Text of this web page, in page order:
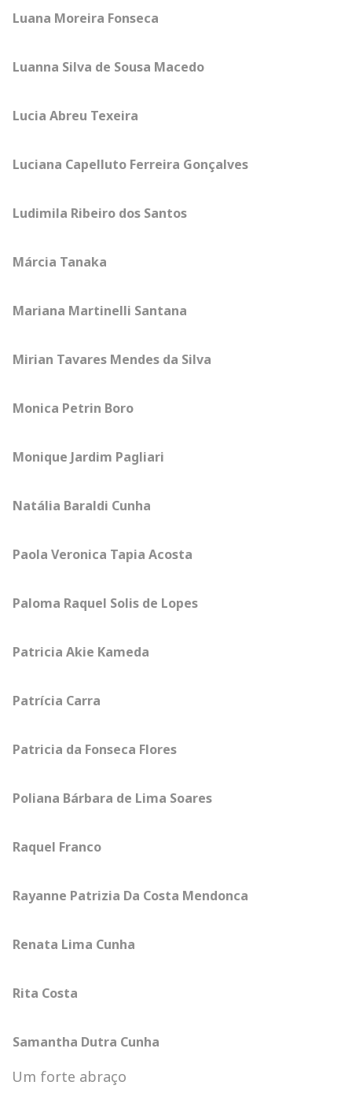
Luana Moreira Fonseca
Luanna Silva de Sousa Macedo
Lucia Abreu Texeira
Luciana Capelluto Ferreira Gonçalves
Ludimila Ribeiro dos Santos
Márcia Tanaka
Mariana Martinelli Santana
Mirian Tavares Mendes da Silva
Monica Petrin Boro
Monique Jardim Pagliari
Natália Baraldi Cunha
Paola Veronica Tapia Acosta
Paloma Raquel Solis de Lopes
Patricia Akie Kameda
Patrícia Carra
Patricia da Fonseca Flores
Poliana Bárbara de Lima Soares
Raquel Franco
Rayanne Patrizia Da Costa Mendonca
Renata Lima Cunha
Rita Costa
Samantha Dutra Cunha
Um forte abraço